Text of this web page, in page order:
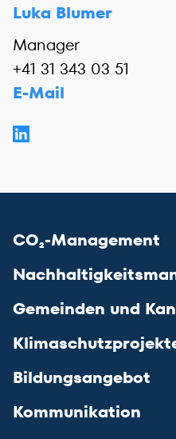
Luka Blumer
Manager
+41 31 343 03 51
E-Mail
CO₂-Management
Gemeinden und
Bildungsangebot
Kommunikation